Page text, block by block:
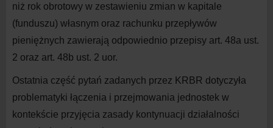
niż rok obrotowy w zestawieniu zmian w kapitale
(funduszu) własnym oraz rachunku przepływów
pieniężnych zawierają odpowiednio przepisy art. 48a ust.
2 oraz art. 48b ust. 2 uor.
Ostatnia część pytań zadanych przez KRBR dotyczyła
problematyki łączenia i przejmowania jednostek w
kontekście przyjęcia zasady kontynuacji działalności